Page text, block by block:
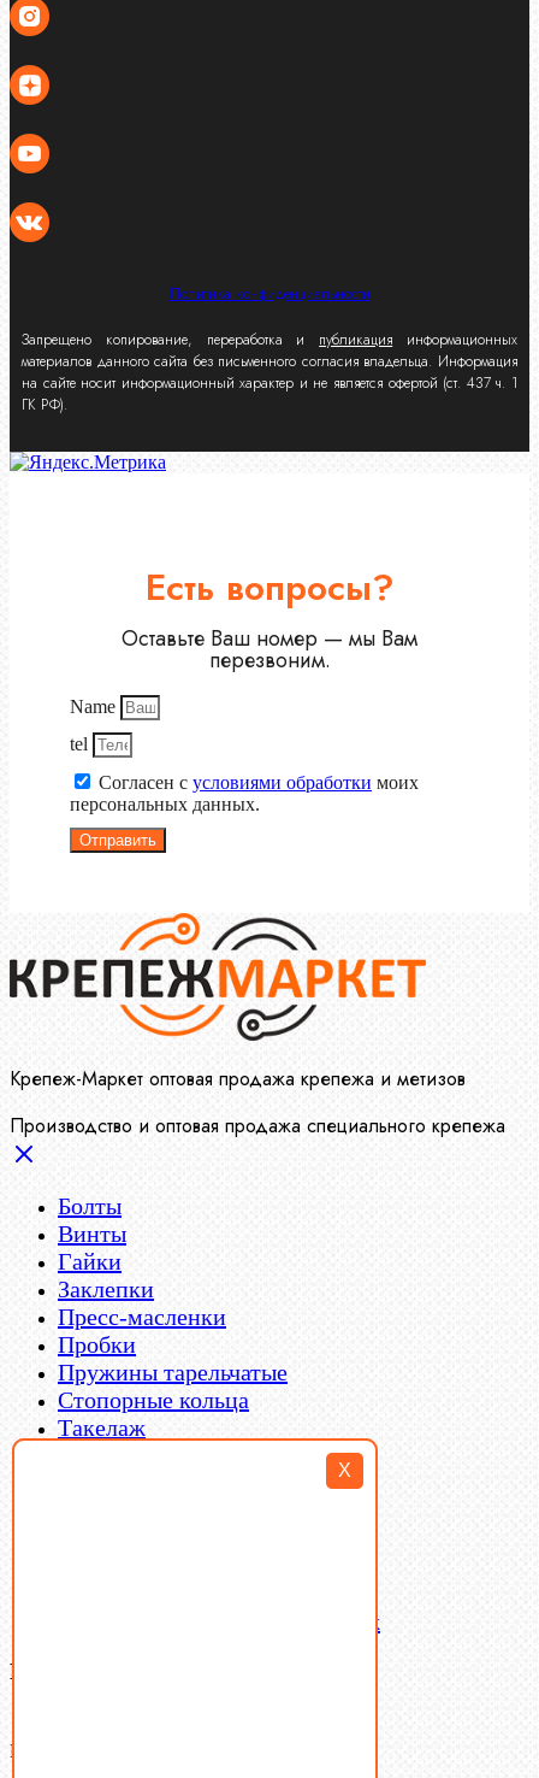
X
Политика конфиденциальности
Запрещено копирование, переработка и публикация информационных
материалов данного сайта без письменного согласия владельца. Информация
на сайте носит информационный характер и не является офертой (ст. 437 ч. 1
ГК РФ).
Есть вопросы?
Оставьте Ваш номер — мы Вам
перезвоним.
Name
tel
Согласен с условиями обработки моих
персональных данных.
Отправить
Крепеж-Маркет оптовая продажа крепежа и метизов
Производство и оптовая продажа специального крепежа
Болты
Винты
Гайки
Заклепки
Пресс-масленки
Пробки
Пружины тарельчатые
Стопорные кольца
Такелаж
Латунный и бронзовый крепеж
Ваша корзина
В корзине нет товаров.